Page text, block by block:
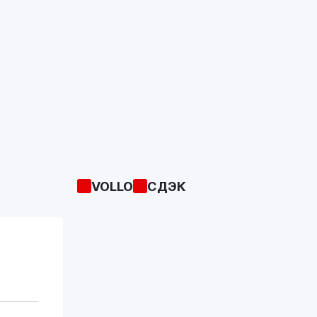
VOLLO СДЭК